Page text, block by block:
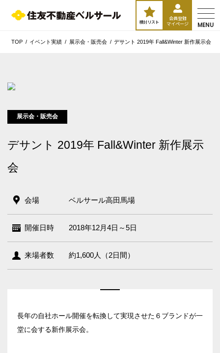
検討リスト
会員登録
マイページ MENU
TOP イベント実績 展示会・販売会 デサント 2019年 Fall&Winter 新作展示会
展示会・販売会
デサント 2019年 Fall&Winter 新作展示
会
会場 ベルサール高田馬場
開催日時 2018年12月4日～5日
来場者数 約1,600人（2日間）
長年の自社ホール開催を転換して実現させた６ブランドが一
堂に会する新作展示会。